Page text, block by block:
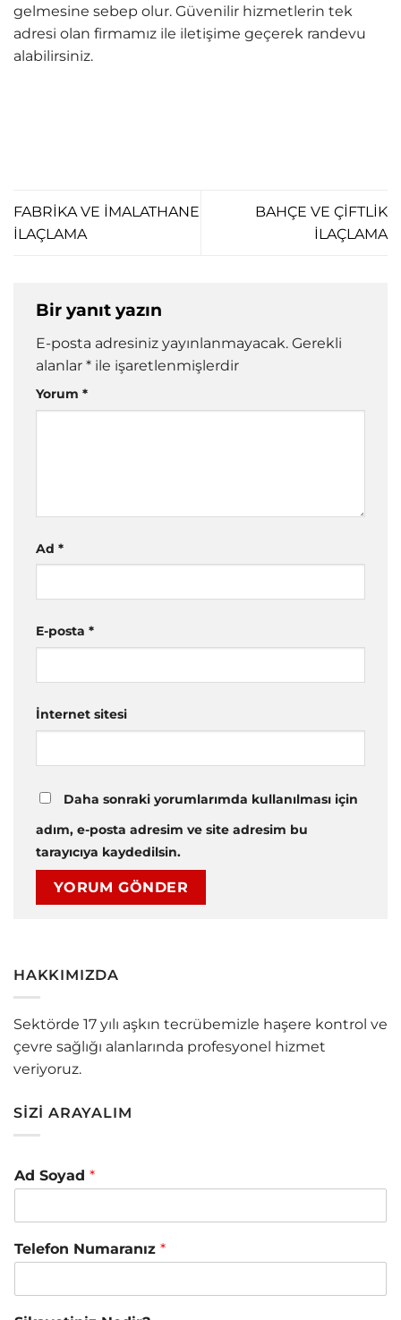
gelmesine sebep olur. Güvenilir hizmetlerin tek
adresi olan firmamız ile iletişime geçerek randevu
alabilirsiniz.
FABRİKA VE İMALATHANE
İLAÇLAMA
BAHÇE VE ÇİFTLİK
İLAÇLAMA
Bir yanıt yazın
E-posta adresiniz yayınlanmayacak. Gerekli
alanlar * ile işaretlenmişlerdir
Yorum *
Ad *
E-posta *
İnternet sitesi
Daha sonraki yorumlarımda kullanılması için
adım, e-posta adresim ve site adresim bu
tarayıcıya kaydedilsin.
HAKKIMIZDA
Sektörde 17 yılı aşkın tecrübemizle haşere kontrol ve
çevre sağlığı alanlarında profesyonel hizmet
veriyoruz.
SİZİ ARAYALIM
Ad Soyad *
Telefon Numaranız *